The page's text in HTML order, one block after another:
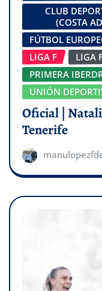
CLUB
(COSTA
FÚTBOL
LIGA F
LIGA
PRIMERA
UNIÓN
Oficial |
Tenerife